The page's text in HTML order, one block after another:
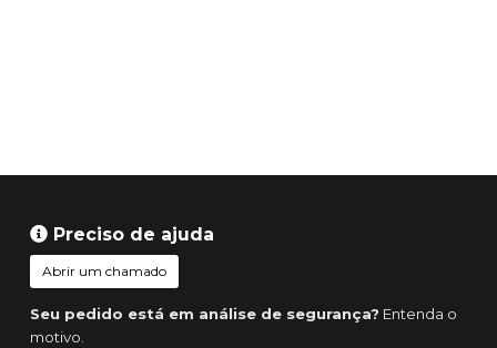
Preciso de ajuda
Abrir um chamado
Seu pedido está em análise de segurança? Entenda o
motivo.